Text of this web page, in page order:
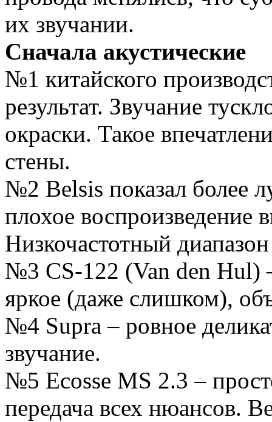
их звучании.
Сначала акустические
№1 китайского
результат. Звучание
окраски. Такое
стены.
№2 Belsis показал более
плохое воспроизведение
Низкочастотный
№3 CS-122 (Van den Hul)
яркое (даже слишком),
№4 Supra – ровное
звучание.
№5 Ecosse MS 2.3 –
передача всех нюансов.